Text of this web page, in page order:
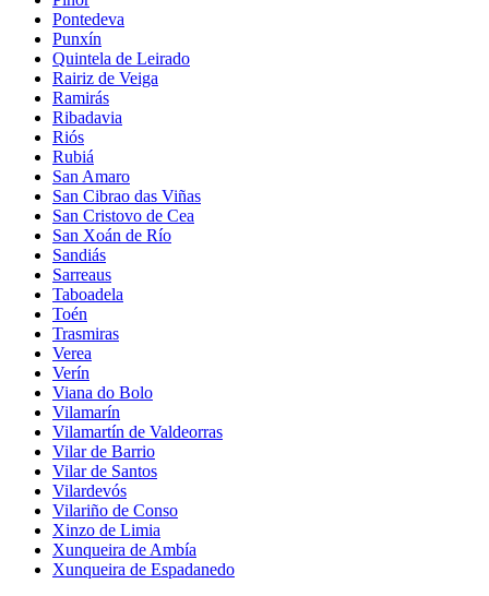
Pontedeva
Punxín
Quintela de Leirado
Rairiz de Veiga
Ramirás
Ribadavia
Riós
Rubiá
San Amaro
San Cibrao das Viñas
San Cristovo de Cea
San Xoán de Río
Sandiás
Sarreaus
Taboadela
Toén
Trasmiras
Verea
Verín
Viana do Bolo
Vilamarín
Vilamartín de Valdeorras
Vilar de Barrio
Vilar de Santos
Vilardevós
Vilariño de Conso
Xinzo de Limia
Xunqueira de Ambía
Xunqueira de Espadanedo